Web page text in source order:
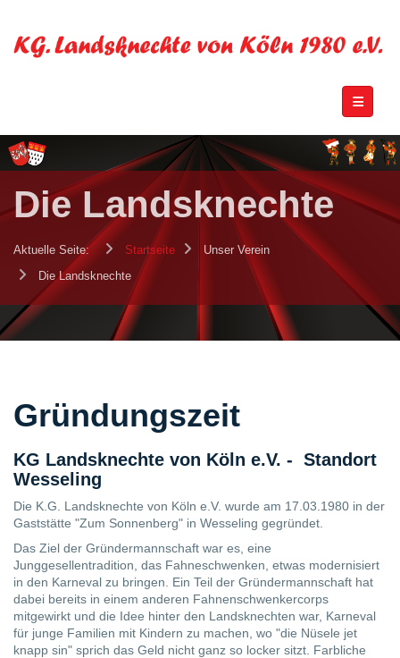
Die Landsknechte
Aktuelle Seite: Startseite Unser Verein
Die Landsknechte
Gründungszeit
KG Landsknechte von Köln e.V. - Standort
Wesseling
Die K.G. Landsknechte von Köln e.V. wurde am 17.03.1980 in der
Gaststätte "Zum Sonnenberg" in Wesseling gegründet.
Das Ziel der Gründermannschaft war es, eine
Junggesellentradition, das Fahneschwenken, etwas modernisiert
in den Karneval zu bringen. Ein Teil der Gründermannschaft hat
dabei bereits in einem anderen Fahnenschwenkercorps
mitgewirkt und die Idee hinter den Landsknechten war, Karneval
für junge Familien mit Kindern zu machen, wo "die Nüsele jet
knapp sin" sprich das Geld nicht ganz so locker sitzt. Farbliche